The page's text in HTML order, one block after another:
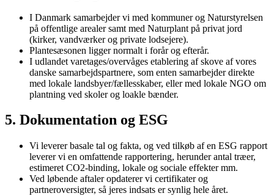
I Danmark samarbejder vi med kommuner og Naturstyrelsen
på offentlige arealer samt med Naturplant på privat jord
(kirker, vandværker og private lodsejere).
Plantesæsonen ligger normalt i forår og efterår.
I udlandet varetages/overvåges etablering af skove af vores
danske samarbejdspartnere, som enten samarbejder direkte
med lokale landsbyer/fællesskaber, eller med lokale NGO om
plantning ved skoler og loakle bænder.
5. Dokumentation og ESG
Vi leverer basale tal og fakta, og ved tilkøb af en ESG rapport
leverer vi en omfattende rapportering, herunder antal træer,
estimeret CO2-binding, lokale og sociale effekter mm.
Ved løbende aftaler opdaterer vi certifikater og
partneroversigter, så jeres indsats er synlig hele året.